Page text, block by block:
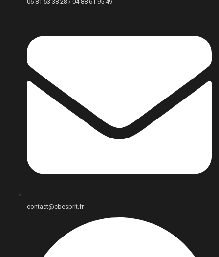
06 81 53 38 28 / 04 88 61 95 49
contact@cbesprit.fr